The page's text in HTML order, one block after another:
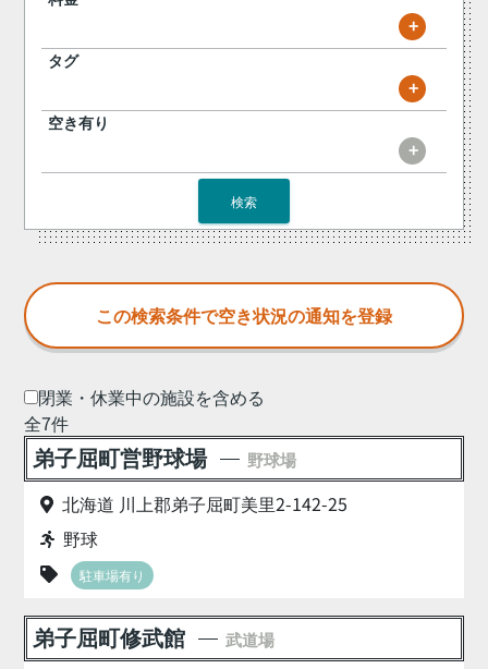
閉業・休業中の施設を含める
全7件
弟子屈町営野球場 野球場
北海道 川上郡弟子屈町美里2-142-25
野球
駐車場有り
弟子屈町修武館 武道場
+
タグ
+
空き有り
+
検索